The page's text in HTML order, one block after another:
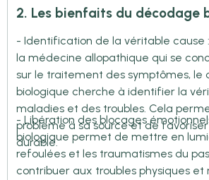
2. Les bienfaits du décodage
- Identification de la véritable cause
la médecine allopathique qui se
sur le traitement des symptômes, le
biologique cherche à identifier la
maladies et des troubles. Cela
problème à sa source et de
durable.
- Libération des blocages
biologique permet de mettre en
refoulées et les traumatismes du
contribuer aux troubles physiques et